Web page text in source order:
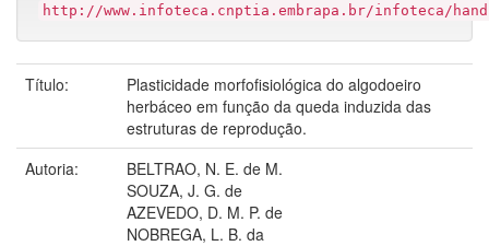
http://www.infoteca.cnptia.embrapa.br/infoteca/
Título:
Plasticidade morfofisiológica do algodoeiro
herbáceo em função da queda induzida das
estruturas de reprodução.
Autoria:
BELTRAO, N. E. de M.
SOUZA, J. G. de
AZEVEDO, D. M. P. de
NOBREGA, L. B. da